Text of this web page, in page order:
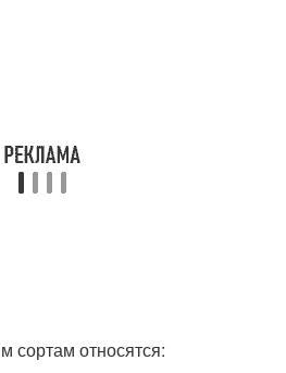
сортам относятся: